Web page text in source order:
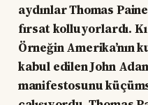
aydınlar Thomas
fırsat kolluyorlardı.
Örneğin Amerika’nın
kabul edilen John
manifestosunu